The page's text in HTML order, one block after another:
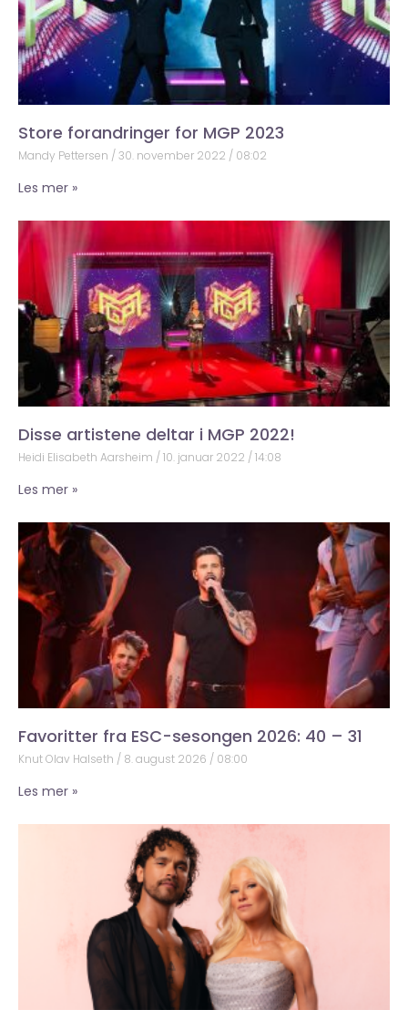
Store forandringer for MGP 2023
Mandy Pettersen 30. november 2022 08:02
Les mer »
Disse artistene deltar i MGP 2022!
Heidi Elisabeth Aarsheim 10. januar 2022 14:08
Les mer »
Favoritter fra ESC-sesongen 2026: 40 – 31
Knut Olav Halseth 8. august 2026 08:00
Les mer »